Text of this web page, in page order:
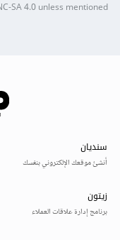
SA 4.0unless mentioned